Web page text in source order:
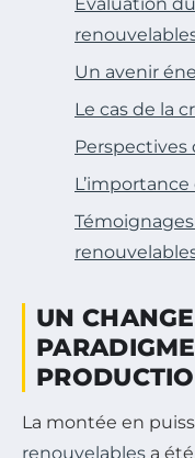
Un avenir
Le cas de la
Perspectives
UN
La montée en
renouvelables a